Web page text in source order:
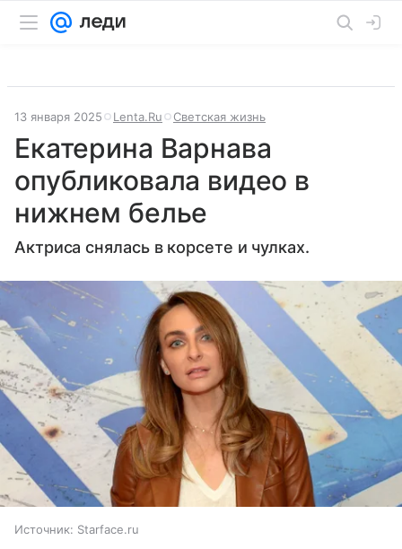
13 января 2025 Lenta.Ru Светская жизнь
Екатерина Варнава
опубликовала видео в
нижнем белье
Актриса снялась в корсете и чулках.
Источник: Starface.ru